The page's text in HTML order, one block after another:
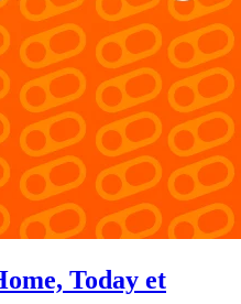
Today et